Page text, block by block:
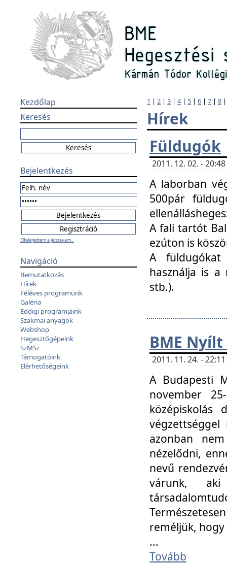
Kezdőlap
Keresés
Bejelentkezés
Elfelejtettem a jelszavam...
Navigáció
Bemutatkozás
Hírek
Féléves programunk
Galéria
Eddigi programjaink
Szakmai anyagok
Webshop
Hegesztőgépeink
SzMSz
Támogatóink
Elérhetőségeink
1 | 2 | 3 | 4| 5 | 6 | 7 | 8
Hírek
Füldugók
2011. 12. 02. -
A laborban
500pár
A fali tartót
ezúton is
A füldugókat
használja is a
stb.).
BME
2011. 11. 24. -
A Budapesti
november
középiskolás
azonban
nézelődni,
nevű
várunk, aki
reméljük,
...
Tovább